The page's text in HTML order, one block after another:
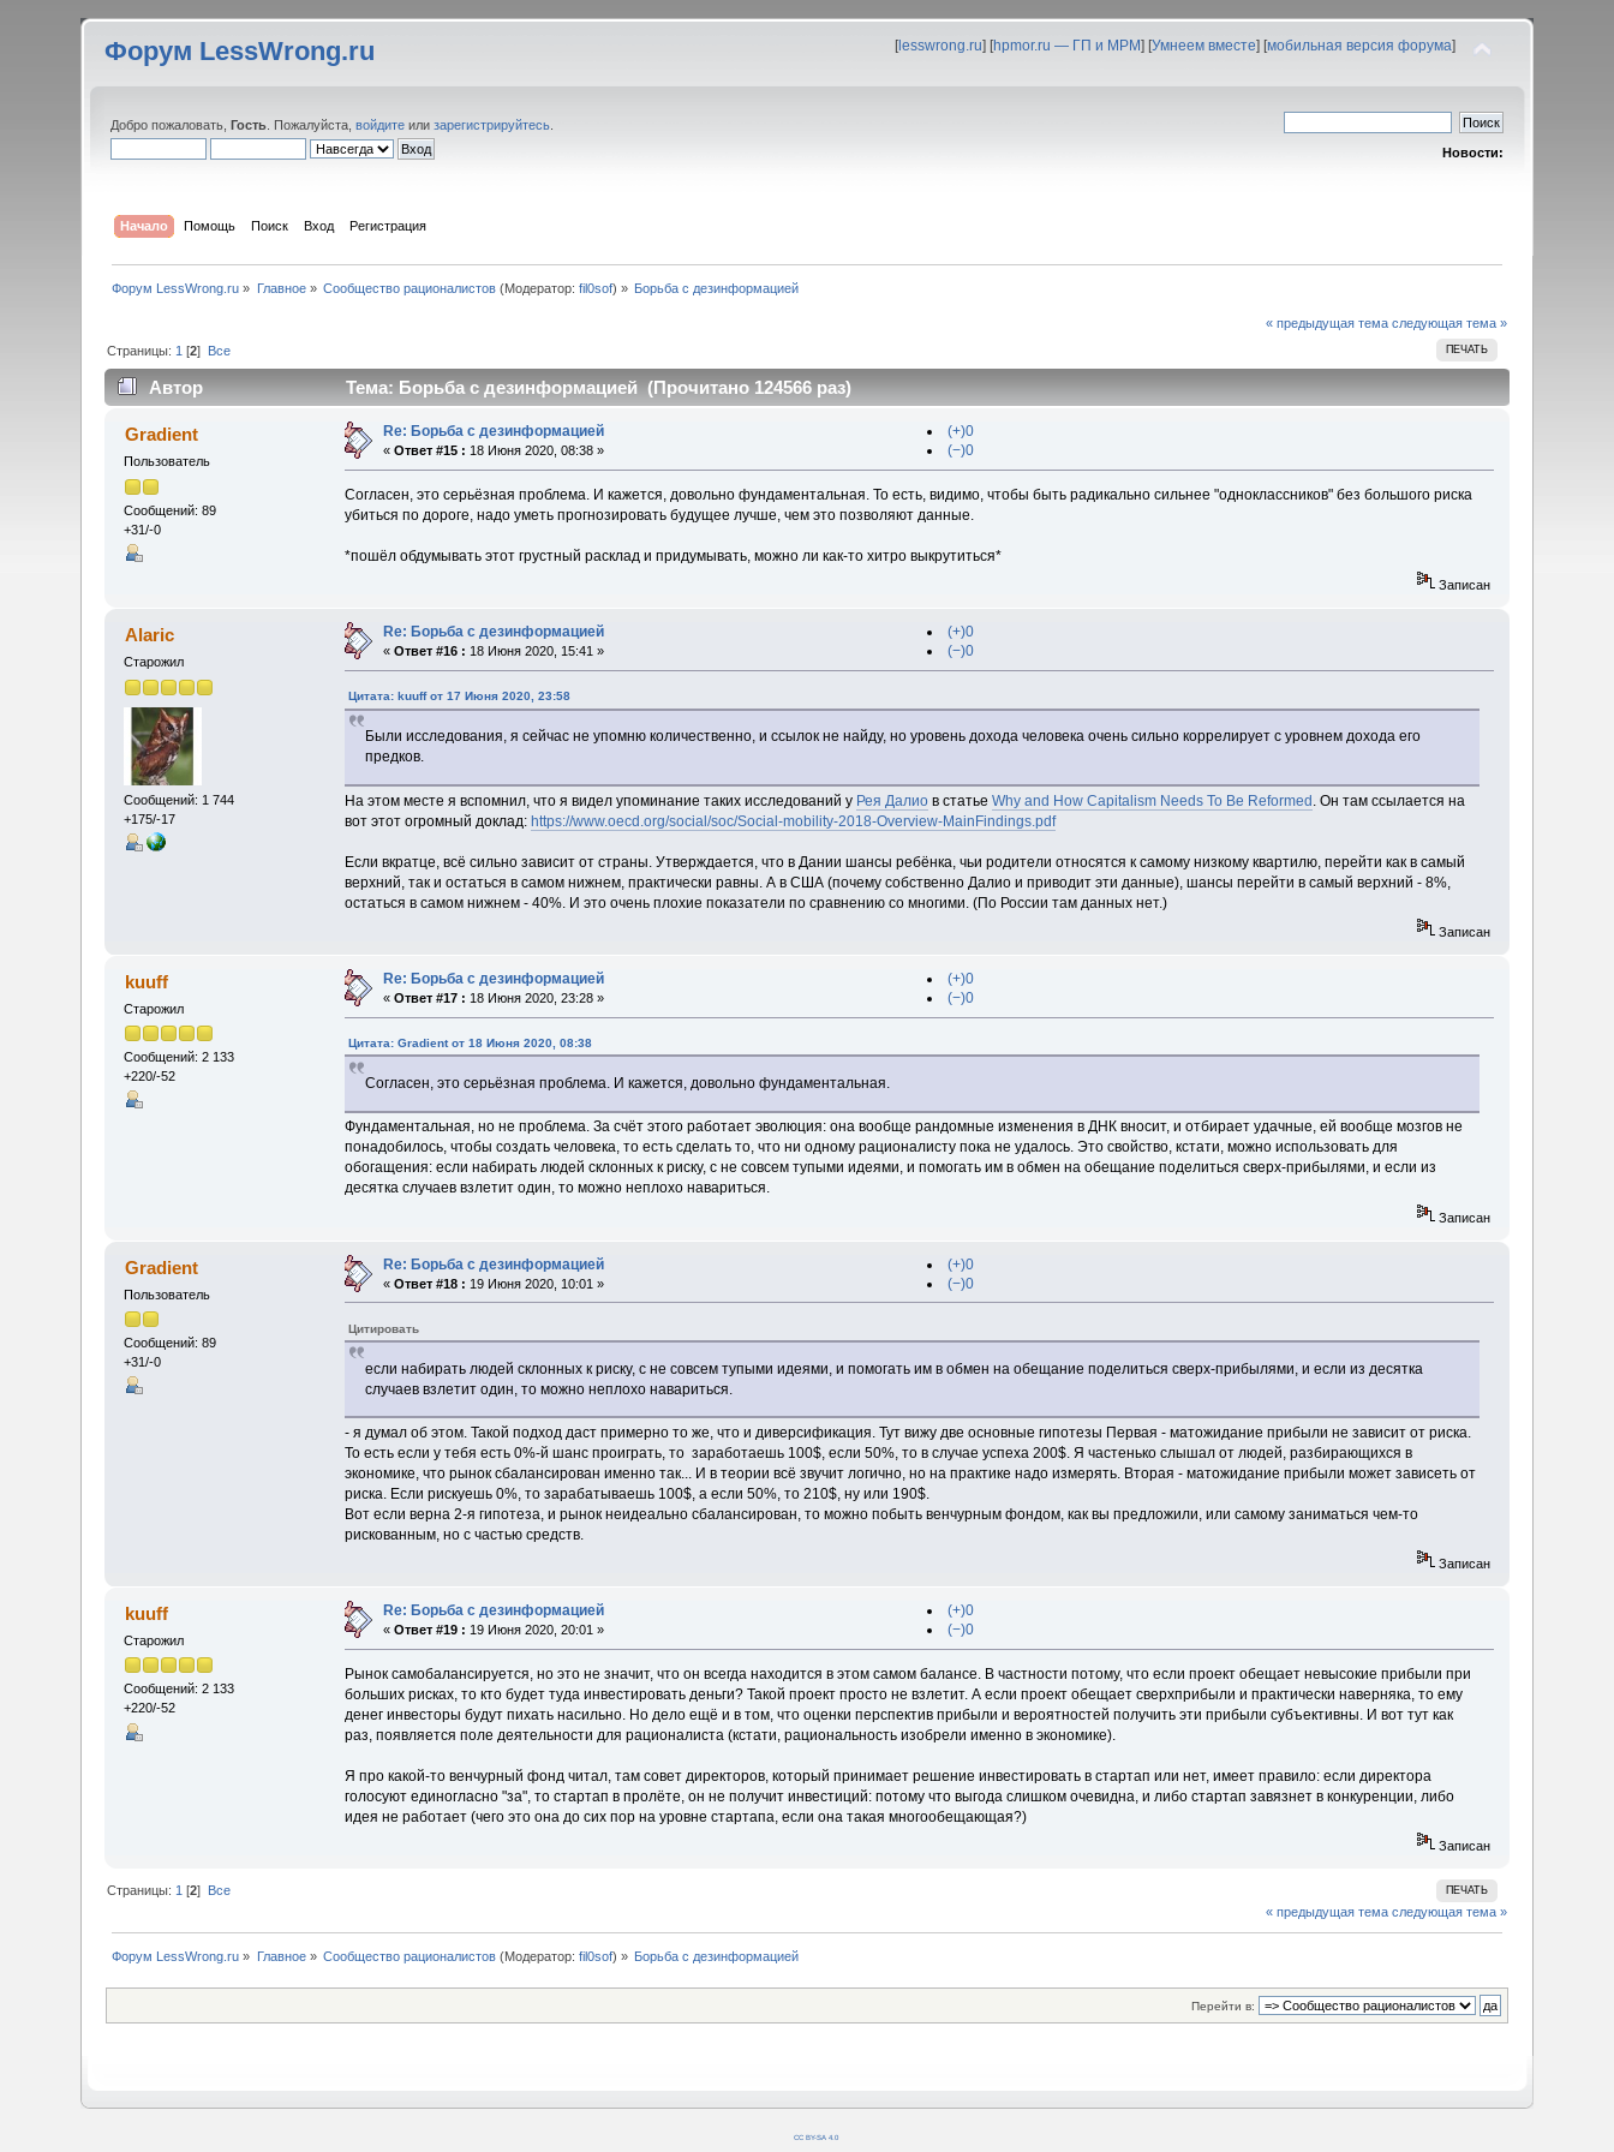
Форум LessWrong.ru [lesswrong.ru] [hpmor.ru — ГП и МРМ] [Умнеем вместе] [мобильная версия форума]
Добро пожаловать,Гость . Пожалуйста,войдите илизарегистрируйтесь
Новости:
Начало Помощь Поиск Вход Регистрация
Форум LessWrong.ru » Главное» Сообщество рационалистов (Модератор:fil0sof) » Борьба с дезинформацией
« предыдущая тема следующая тема »
ПЕЧАТЬ
Страницы: 1 [2] Все
Автор Тема: Борьба с дезинформацией (Прочитано 124566 раз)
Gradient
Пользователь
Сообщений: 89
+31/-0
Re: Борьба с дезинформацией
«Ответ #15 : 18 Июня 2020, 08:38 »
(+)0
(−)0
Согласен, это серьёзная проблема. И кажется, довольно фундаментальная. То есть, видимо, чтобы быть радикально сильнее "одноклассников" без большого риска
убиться по дороге, надо уметь прогнозировать будущее лучше, чем это позволяют данные.
*пошёл обдумывать этот грустный расклад и придумывать, можно ли как-то хитро выкрутиться*
Записан
Alaric
Старожил
Сообщений: 1 744
+175/-17
Re: Борьба с дезинформацией
«Ответ #16 : 18 Июня 2020, 15:41 »
(+)0
(−)0
Цитата: kuuff от 17 Июня 2020, 23:58
Были исследования, я сейчас не упомню количественно, и ссылок не найду, но уровень дохода человека очень сильно коррелирует с уровнем дохода его
предков.
На этом месте я вспомнил, что я видел упоминание таких исследований у Рея Далиов статье Why and How Capitalism Needs To Be Reformed. Он там ссылается на
вот этот огромный доклад: https://www.oecd.org/social/soc/Social-mobility-2018-Overview-MainFindings.pdf
Если вкратце, всё сильно зависит от страны. Утверждается, что в Дании шансы ребёнка, чьи родители относятся к самому низкому квартилю, перейти как в самый
верхний, так и остаться в самом нижнем, практически равны. А в США (почему собственно Далио и приводит эти данные), шансы перейти в самый верхний - 8%,
остаться в самом нижнем - 40%. И это очень плохие показатели по сравнению со многими. (По России там данных нет.)
Записан
kuuff
Старожил
Сообщений: 2 133
+220/-52
Re: Борьба с дезинформацией
«Ответ #17 : 18 Июня 2020, 23:28 »
(+)0
(−)0
Цитата: Gradient от 18 Июня 2020, 08:38
Согласен, это серьёзная проблема. И кажется, довольно фундаментальная.
Фундаментальная, но не проблема. За счёт этого работает эволюция: она вообще рандомные изменения в ДНК вносит, и отбирает удачные, ей вообще мозгов не
понадобилось, чтобы создать человека, то есть сделать то, что ни одному рационалисту пока не удалось. Это свойство, кстати, можно использовать для
обогащения: если набирать людей склонных к риску, с не совсем тупыми идеями, и помогать им в обмен на обещание поделиться сверх-прибылями, и если из
десятка случаев взлетит один, то можно неплохо навариться.
Записан
Gradient
Пользователь
Сообщений: 89
+31/-0
Re: Борьба с дезинформацией
«Ответ #18 : 19 Июня 2020, 10:01 »
(+)0
(−)0
Цитировать
если набирать людей склонных к риску, с не совсем тупыми идеями, и помогать им в обмен на обещание поделиться сверх-прибылями, и если из десятка
случаев взлетит один, то можно неплохо навариться.
- я думал об этом. Такой подход даст примерно то же, что и диверсификация. Тут вижу две основные гипотезы Первая - матожидание прибыли не зависит от риска.
То есть если у тебя есть 0%-й шанс проиграть, то заработаешь 100$, если 50%, то в случае успеха 200$. Я частенько слышал от людей, разбирающихся в
экономике, что рынок сбалансирован именно так... И в теории всё звучит логично, но на практике надо измерять. Вторая - матожидание прибыли может зависеть от
риска. Если рискуешь 0%, то зарабатываешь 100$, а если 50%, то 210$, ну или 190$.
Вот если верна 2-я гипотеза, и рынок неидеально сбалансирован, то можно побыть венчурным фондом, как вы предложили, или самому заниматься чем-то
рискованным, но с частью средств.
Записан
kuuff
Старожил
Сообщений: 2 133
+220/-52
Re: Борьба с дезинформацией
«Ответ #19 : 19 Июня 2020, 20:01 »
(+)0
(−)0
Рынок самобалансируется, но это не значит, что он всегда находится в этом самом балансе. В частности потому, что если проект обещает невысокие прибыли при
больших рисках, то кто будет туда инвестировать деньги? Такой проект просто не взлетит. А если проект обещает сверхприбыли и практически наверняка, то ему
денег инвесторы будут пихать насильно. Но дело ещё и в том, что оценки перспектив прибыли и вероятностей получить эти прибыли субъективны. И вот тут как
раз, появляется поле деятельности для рационалиста (кстати, рациональность изобрели именно в экономике).
Я про какой-то венчурный фонд читал, там совет директоров, который принимает решение инвестировать в стартап или нет, имеет правило: если директора
голосуют единогласно "за", то стартап в пролёте, он не получит инвестиций: потому что выгода слишком очевидна, и либо стартап завязнет в конкуренции, либо
идея не работает (чего это она до сих пор на уровне стартапа, если она такая многообещающая?)
Записан
ПЕЧАТЬ
Страницы: 1 [2]
Все
« предыдущая тема следующая тема »
Форум LessWrong.ru » Главное» Сообщество рационалистов (Модератор:fil0sof) » Борьба с дезинформацией
Перейти в:
CC BY-SA 4.0